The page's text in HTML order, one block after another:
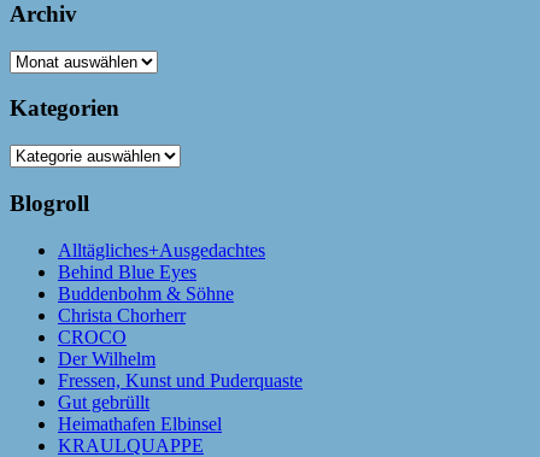
Archiv
Archiv
Kategorien
Kategorien
Blogroll
Alltägliches+Ausgedachtes
Behind Blue Eyes
Buddenbohm & Söhne
Christa Chorherr
CROCO
Der Wilhelm
Fressen, Kunst und Puderquaste
Gut gebrüllt
Heimathafen Elbinsel
KRAULQUAPPE